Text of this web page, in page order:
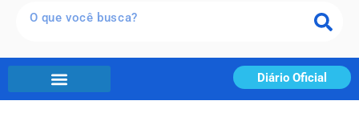
Diário Oficial